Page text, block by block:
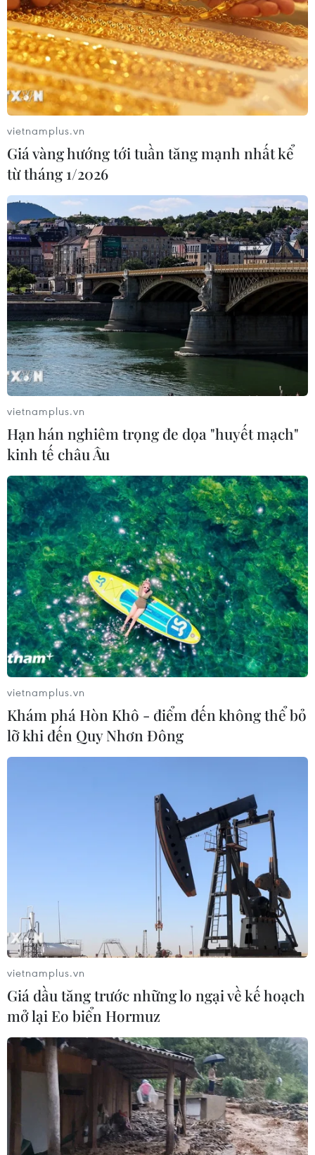
tận cùng thế giới"
24/02/2015 14:22
Bốn hố lớn bí ẩn cùng hàng chục hố nhỏ khác đã được
phát hiện cũng tại khu vực bán đảo Yamal, Siberia - nơi
3 hố lớn được phát hiện vào năm ngoái.
vietnamplus.vn
Giá vàng hướng tới tuần tăng mạnh nhất kể
từ tháng 1/2026
vietnamplus.vn
Hạn hán nghiêm trọng đe dọa "huyết mạch"
kinh tế châu Âu
vietnamplus.vn
Khám phá Hòn Khô - điểm đến không thể bỏ
lỡ khi đến Quy Nhơn Đông
vietnamplus.vn
Giá dầu tăng trước những lo ngại về kế hoạch
mở lại Eo biển Hormuz